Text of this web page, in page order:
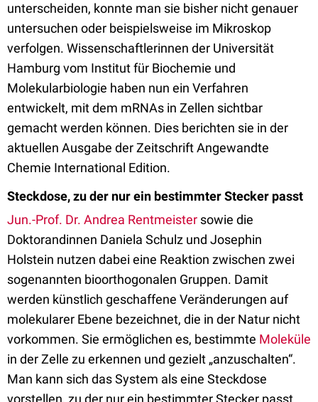
unterscheiden, konnte man sie bisher nicht genauer
untersuchen oder beispielsweise im Mikroskop
verfolgen. Wissenschaftlerinnen der Universität
Hamburg vom Institut für Biochemie und
Molekularbiologie haben nun ein Verfahren
entwickelt, mit dem mRNAs in Zellen sichtbar
gemacht werden können. Dies berichten sie in der
aktuellen Ausgabe der Zeitschrift Angewandte
Chemie International Edition.
Steckdose, zu der nur ein bestimmter Stecker passt
Jun.-Prof. Dr. Andrea Rentmeister sowie die
Doktorandinnen Daniela Schulz und Josephin
Holstein nutzen dabei eine Reaktion zwischen zwei
sogenannten bioorthogonalen Gruppen. Damit
werden künstlich geschaffene Veränderungen auf
molekularer Ebene bezeichnet, die in der Natur nicht
vorkommen. Sie ermöglichen es, bestimmte Moleküle
in der Zelle zu erkennen und gezielt „anzuschalten“.
Man kann sich das System als eine Steckdose
vorstellen, zu der nur ein bestimmter Stecker passt.